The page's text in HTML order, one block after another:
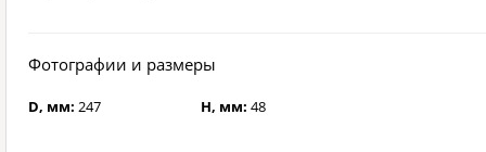
Фотографии и размеры
D, мм: 247 H, мм: 48